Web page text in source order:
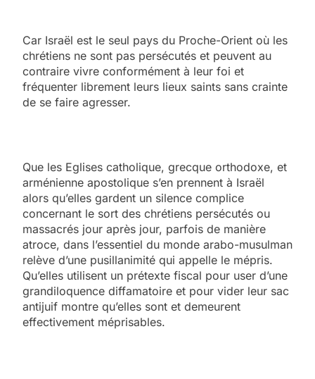
Car Israël est le seul pays du Proche-Orient où les
chrétiens ne sont pas persécutés et peuvent au
contraire vivre conformément à leur foi et
fréquenter librement leurs lieux saints sans crainte
de se faire agresser.
Que les Eglises catholique, grecque orthodoxe, et
arménienne apostolique s’en prennent à Israël
alors qu’elles gardent un silence complice
concernant le sort des chrétiens persécutés ou
massacrés jour après jour, parfois de manière
atroce, dans l’essentiel du monde arabo-musulman
relève d’une pusillanimité qui appelle le mépris.
Qu’elles utilisent un prétexte fiscal pour user d’une
grandiloquence diffamatoire et pour vider leur sac
antijuif montre qu’elles sont et demeurent
effectivement méprisables.